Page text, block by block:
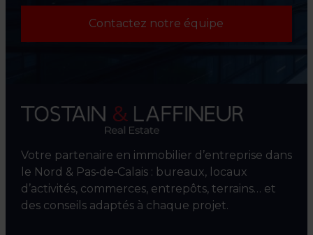
Contactez notre équipe
Votre partenaire en immobilier d’entreprise dans
le Nord & Pas‑de‑Calais : bureaux, locaux
d’activités, commerces, entrepôts, terrains… et
des conseils adaptés à chaque projet.